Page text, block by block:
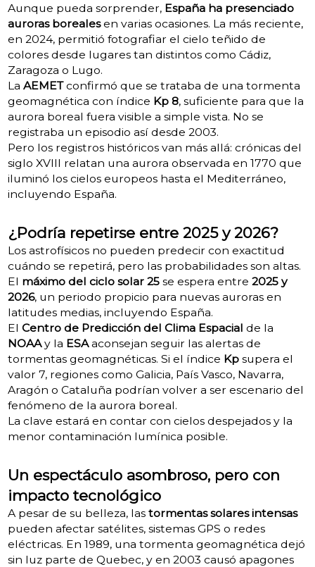
Aunque pueda sorprender, España ha presenciado
auroras borealesen varias ocasiones. La más reciente,
en 2024, permitió fotografiar el cielo teñido de
colores desde lugares tan distintos como Cádiz,
Zaragoza o Lugo.
La AEMETconfirmó que se trataba de una tormenta
geomagnética con índice Kp 8, suficiente para que la
aurora boreal fuera visible a simple vista. No se
registraba un episodio así desde 2003.
Pero los registros históricos van más allá: crónicas del
siglo XVIII relatan una aurora observada en 1770 que
iluminó los cielos europeos hasta el Mediterráneo,
incluyendo España.
¿Podría repetirse entre 2025 y 2026?
Los astrofísicos no pueden predecir con exactitud
cuándo se repetirá, pero las probabilidades son altas.
El máximo del ciclo solar 25se espera entre 2025 y
2026, un periodo propicio para nuevas auroras en
latitudes medias, incluyendo España.
El Centro de Predicción del Clima Espacial de la
NOAAy la ESAaconsejan seguir las alertas de
tormentas geomagnéticas. Si el índice Kpsupera el
valor 7, regiones como Galicia, País Vasco, Navarra,
Aragón o Cataluña podrían volver a ser escenario del
fenómeno de la aurora boreal.
La clave estará en contar con cielos despejados y la
menor contaminación lumínica posible.
Un espectáculo asombroso, pero con
impacto tecnológico
A pesar de su belleza, las tormentas solares intensas
pueden afectar satélites, sistemas GPS o redes
eléctricas. En 1989, una tormenta geomagnética dejó
sin luz parte de Quebec, y en 2003 causó apagones